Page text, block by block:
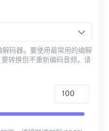
码器。要使用最常用的编解
转换但不重新编码音频，请